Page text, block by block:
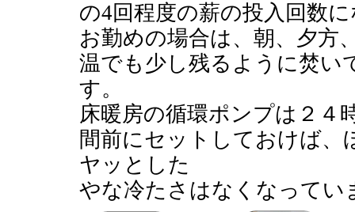
の4回程度の薪の投入回数
お勤めの場合は、朝、夕方
温でも少し残るように焚い
す。
床暖房の循環ポンプは２４
間前にセットしておけば
ヤッとした
やな冷たさはなくなってい